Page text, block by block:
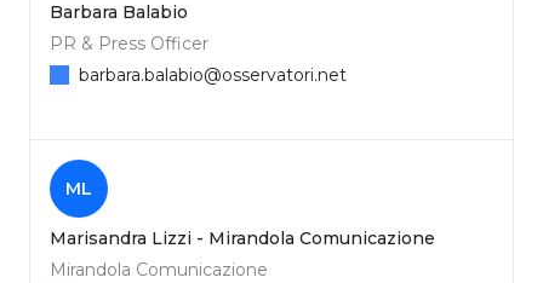
Barbara Balabio
PR & Press Officer
barbara.balabio@osservatori.net
ML
Marisandra Lizzi - Mirandola Comunicazione
Mirandola Comunicazione